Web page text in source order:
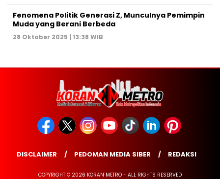
Fenomena Politik Generasi Z, Munculnya Pemimpin
Muda yang Berani Berbeda
28 Oktober 2025 | 13:38 WIB
DISCLAIMER PEDOMAN MEDIA SIBER REDAKSI
COPYRIGHT © 2026 KORAN METRO - ALL RIGHTS RESERVED